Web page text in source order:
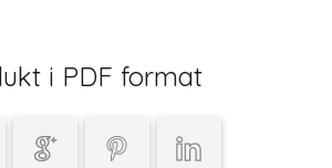
i PDF format